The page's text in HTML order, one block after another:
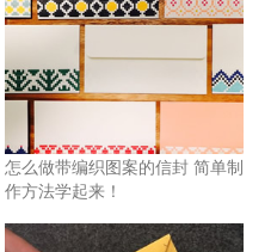
怎么做带编织图案的信封 简单制
作方法学起来！